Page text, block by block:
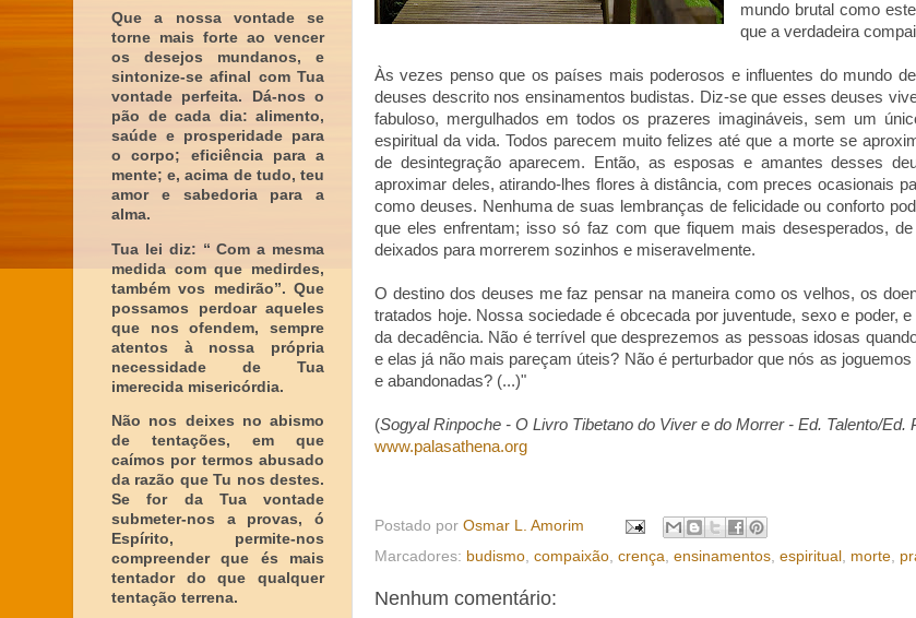
mundo brutal como
que a verdadeira
Às vezes penso que os países mais poderosos e influentes do mundo
deuses descrito nos ensinamentos budistas. Diz-se que esses deuses
fabuloso, mergulhados em todos os prazeres imagináveis, sem um
espiritual da vida. Todos parecem muito felizes até que a morte se
de desintegração aparecem. Então, as esposas e amantes desses
aproximar deles, atirando-lhes flores à distância, com preces ocasionais
como deuses. Nenhuma de suas lembranças de felicidade ou conforto
que eles enfrentam; isso só faz com que fiquem mais desesperados,
deixados para morrerem sozinhos e miseravelmente.
O destino dos deuses me faz pensar na maneira como os velhos, os
tratados hoje. Nossa sociedade é obcecada por juventude, sexo e poder,
da decadência. Não é terrível que desprezemos as pessoas idosas
e elas já não mais pareçam úteis? Não é perturbador que nós as
e abandonadas? (...)"
(Sogyal Rinpoche - O Livro Tibetano do Viver e do Morrer - Ed. Talento/Ed.
www.palasathena.org
Postado por Osmar L. Amorim
Marcadores: budismo compaixão crença ensinamentos espiritual morte
Nenhum comentário:
Que a nossa vontade se
torne mais forte ao vencer
os desejos mundanos, e
sintonize-se afinal com Tua
vontade perfeita. Dá-nos o
pão de cada dia: alimento,
saúde e prosperidade para
o corpo; eficiência para a
mente; e, acima de tudo, teu
amor e sabedoria para a
alma.
Tua lei diz: “ Com a mesma
medida com que medirdes,
também vos medirão”. Que
possamos perdoar aqueles
que nos ofendem, sempre
atentos à nossa própria
necessidade de Tua
imerecida misericórdia.
Não nos deixes no abismo
de tentações, em que
caímos por termos abusado
da razão que Tu nos destes.
Se for da Tua vontade
submeter-nos a provas, ó
Espírito, permite-nos
compreender que és mais
tentador do que qualquer
tentação terrena.